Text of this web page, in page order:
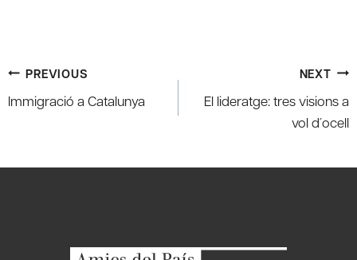
Post
navigation
PREVIOUS
Immigració a Catalunya
NEXT
El lideratge: tres visions a
vol d´ocell